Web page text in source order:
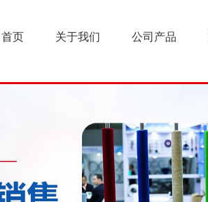
首页 关于我们 公司产品